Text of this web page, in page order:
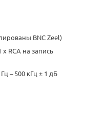
BNC Zeel)
x RCA на запись
Гц – 500 кГц ± 1 дБ